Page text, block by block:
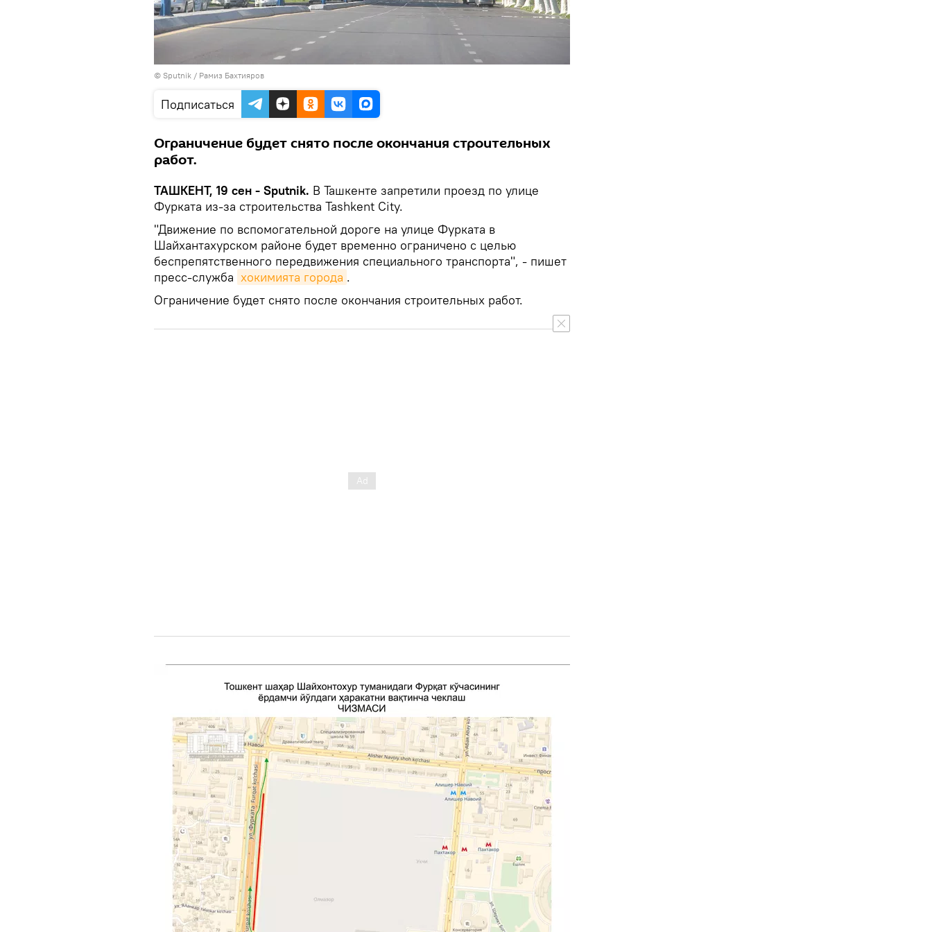
© Sputnik / Рамиз Бахтияров
Подписаться
Ограничение будет снято после окончания строительных
работ.
ТАШКЕНТ, 19 сен - Sputnik. В Ташкенте запретили проезд по улице
Фурката из-за строительства Tashkent City.
"Движение по вспомогательной дороге на улице Фурката в
Шайхантахурском районе будет временно ограничено с целью
беспрепятственного передвижения специального транспорта", - пишет
пресс-служба хокимията города .
Ограничение будет снято после окончания строительных работ.